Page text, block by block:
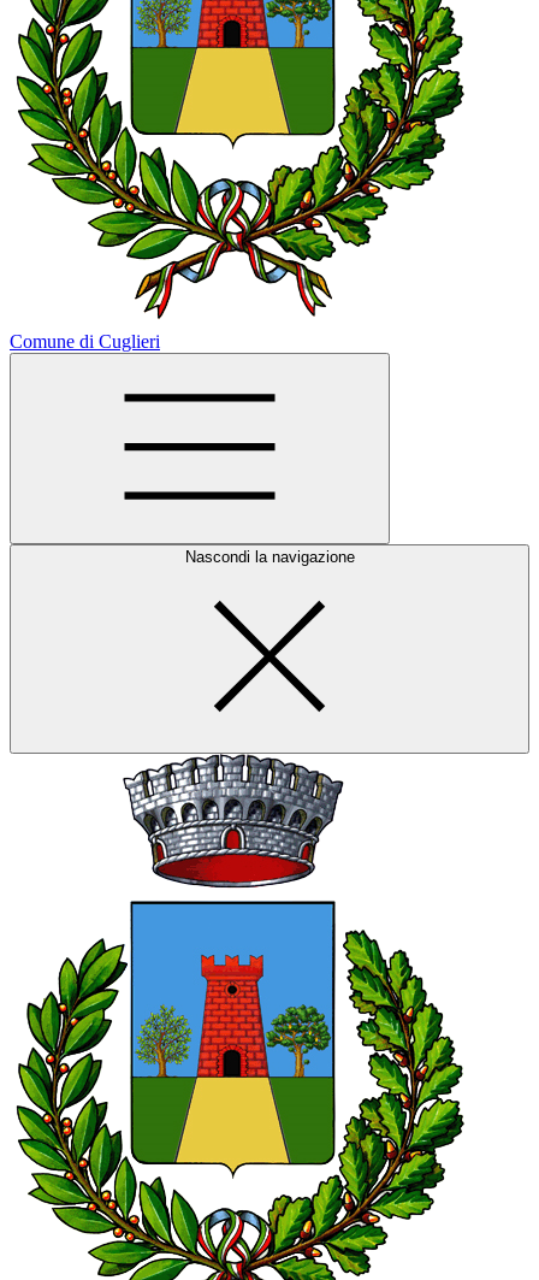
Comune di Cuglieri
Nascondi la navigazione